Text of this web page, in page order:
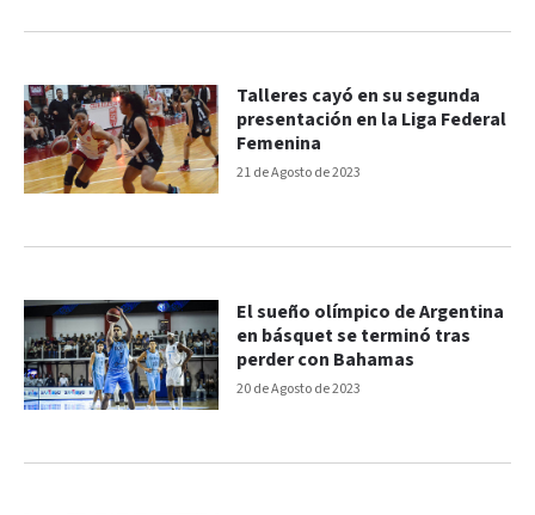
21 de Agosto de 2023
Talleres cayó en su segunda
presentación en la Liga Federal
Femenina
20 de Agosto de 2023
El sueño olímpico de Argentina
en básquet se terminó tras
perder con Bahamas